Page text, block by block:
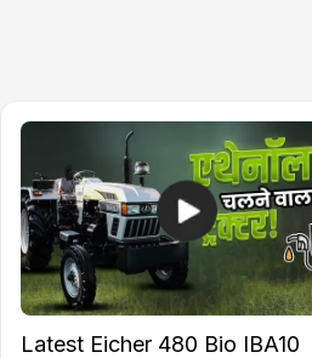
Latest Eicher 480 Bio IBA10